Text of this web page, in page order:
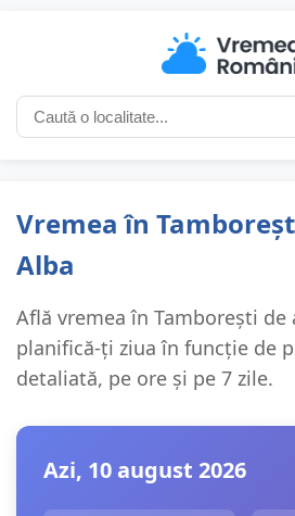
Vremea în
Alba
Află vremea în Tamborești de
planifică-ți ziua în funcție de
detaliată, pe ore și pe 7 zile.
Azi, 10 august 2026